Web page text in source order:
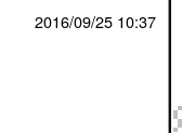
2016/09/25 10:37